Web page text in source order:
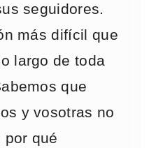
seguidores.
más difícil que
largo de toda
que
y vosotras no
por qué